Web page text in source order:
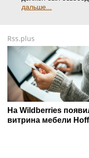
дальше...
Rss.plus
На Wildberries
витрина мебели Hoff